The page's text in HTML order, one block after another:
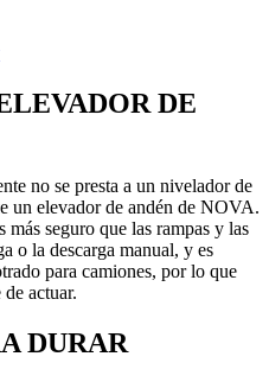
DE
no se presta a un nivelador de
un elevador de andén de NOVA.
seguro que las rampas y las
o la descarga manual, y es
para camiones, por lo que
actuar.
DURAR